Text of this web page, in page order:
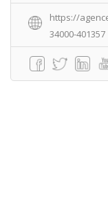
https://
34000-401357